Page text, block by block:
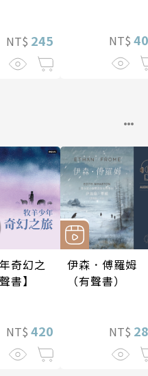
NT$ 245 NT$
奇幻之
書】
NT$ 420
伊森．傅羅姆
（有聲書）
NT$